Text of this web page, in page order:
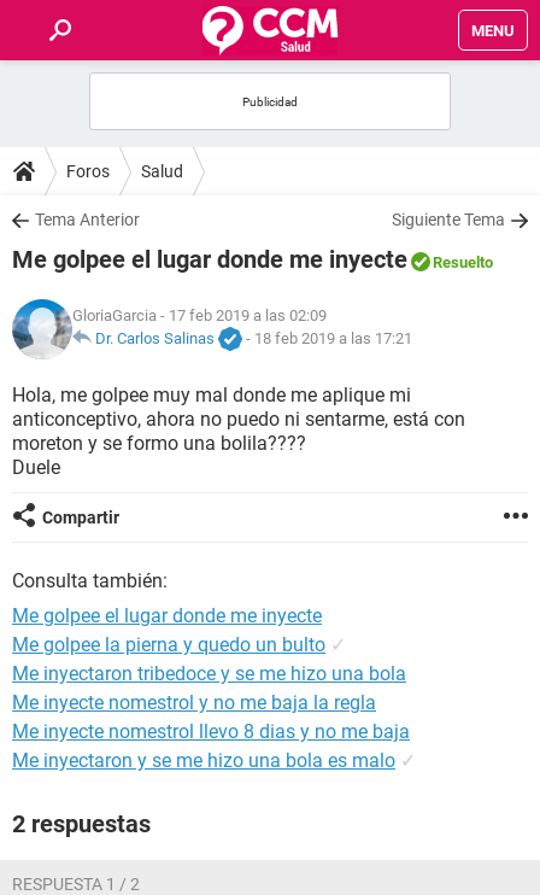
MENU
FOROS
SALUD
FAMILIA
NUTRICIÓN
BIENESTAR
SEXUALIDAD
GLOSARIO
Foros Salud
Tema Anterior Siguiente Tema
Me golpee el lugar donde me inyecte Resuelto
GloriaGarcia - 17 feb 2019 a las 02:09
Dr. Carlos Salinas
- 18 feb 2019 a las 17:21
Hola, me golpee muy mal donde me aplique mi
anticonceptivo, ahora no puedo ni sentarme, está con
moreton y se formo una bolila????
Duele
Compartir
Consulta también:
Me golpee el lugar donde me inyecte
Me golpee la pierna y quedo un bulto ✓
Me inyectaron tribedoce y se me hizo una bola
Me inyecte nomestrol y no me baja la regla
Me inyecte nomestrol llevo 8 dias y no me baja
Me inyectaron y se me hizo una bola es malo ✓
2 respuestas
RESPUESTA 1 / 2